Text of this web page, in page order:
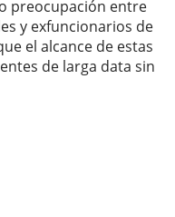
preocupación entre
y exfuncionarios de
el alcance de estas
de larga data sin